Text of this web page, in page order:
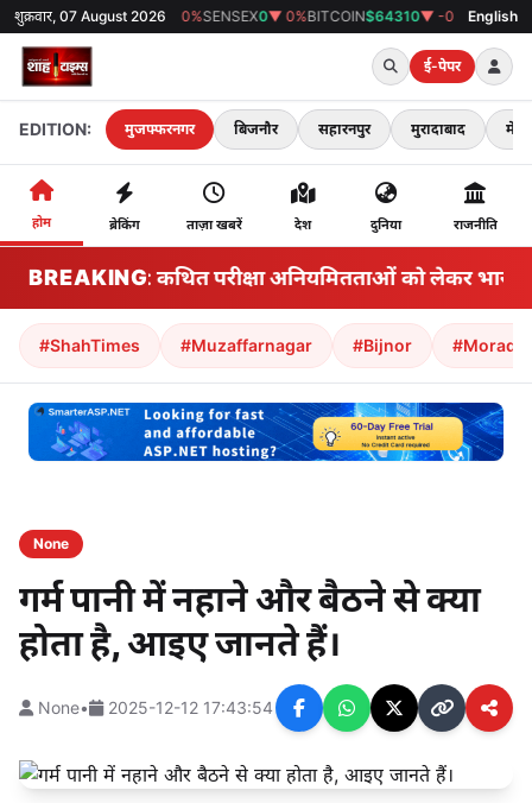
शुक्रवार, 07 August 2026
GOLD₹0▼ 0%SENSEX 0▼ 0%BITCOIN $64310▼ -0.49% 38°C मुजफ्फरनगर
English
ई-पेपर
EDITION: मुजफ्फरनगर बिजनौर सहारनपुर मुरादाबाद मेरठ
होम ब्रेकिंग ताज़ा खबरें देश दुनिया राजनीति
BREAKING
झारखंड: कथित परीक्षा अनियमितताओं को लेकर भारतीय
#ShahTimes #Muzaffarnagar #Bijnor
None
गर्म पानी में नहाने और बैठने से क्या
होता है, आइए जानते हैं।
None• 2025-12-12 17:43:54